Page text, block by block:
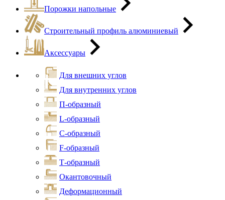
Порожки напольные
Строительный профиль алюминиевый
Аксессуары
Для внешних углов
Для внутренних углов
П-образный
L-образный
С-образный
F-образный
Т-образный
Окантовочный
Деформационный